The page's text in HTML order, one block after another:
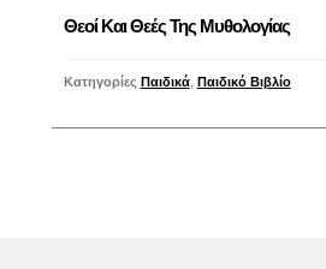
Θεοί Και Θεές Της Μυθολογίας
Κατηγορίες Παιδικά, Παιδικό Βιβλίο